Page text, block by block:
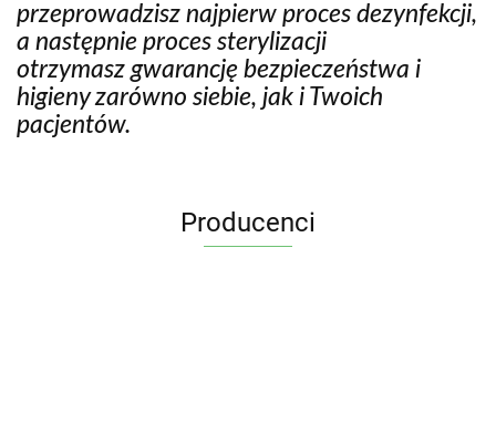
przeprowadzisz najpierw proces dezynfekcji,
a następnie proces sterylizacji
otrzymasz gwarancję bezpieczeństwa i
higieny zarówno siebie, jak i Twoich
pacjentów.
Producenci